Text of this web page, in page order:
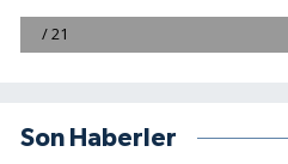
Son Haberler